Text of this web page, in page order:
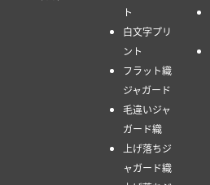
ト
白文字プリ
ント
フラット織
ジャガード
毛違いジャ
ガード織
上げ落ちジ
ャガード織